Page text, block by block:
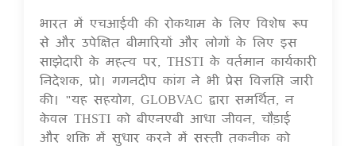
भारत में एचआईवी की रोकथाम के लिए विशेष रूप
से और उपेक्षित बीमारियों और लोगों के लिए इस
साझेदारी के महत्व पर, THSTI के वर्तमान कार्यकारी
निदेशक, प्रो। गगनदीप कांग ने भी प्रेस विज्ञप्ति जारी
की। "यह सहयोग, GLOBVAC द्वारा समर्थित, न
केवल THSTI को बीएनएबी आधा जीवन, चौड़ाई
और शक्ति में सुधार करने में सस्ती तकनीक को